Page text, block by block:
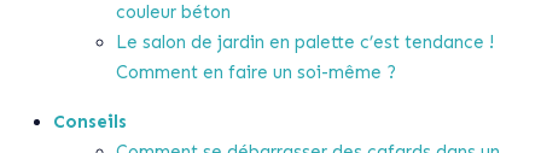
couleur béton
Le salon de jardin en palette c’est tendance !
Comment en faire un soi-même ?
Conseils